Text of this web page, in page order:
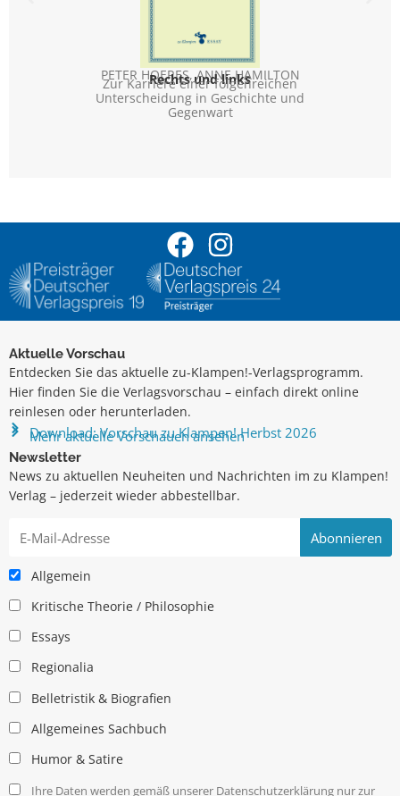
PETER HOERES,ANNE HAMILTON
Rechts und links
Zur Karriere einer folgenreichen
Unterscheidung in Geschichte und
Gegenwart
Aktuelle Vorschau
Entdecken Sie das aktuelle zu-Klampen!-Verlagsprogramm.
Hier finden Sie die Verlagsvorschau – einfach direkt online
reinlesen oder herunterladen.
Download: Vorschau zu Klampen! Herbst 2026
Mehr aktuelle Vorschauen ansehen
Newsletter
News zu aktuellen Neuheiten und Nachrichten im zu Klampen!
Verlag – jederzeit wieder abbestellbar.
Allgemein
Kritische Theorie / Philosophie
Essays
Regionalia
Belletristik & Biografien
Allgemeines Sachbuch
Humor & Satire
Ihre Daten werden gemäß unserer Datenschutzerklärung nur zur